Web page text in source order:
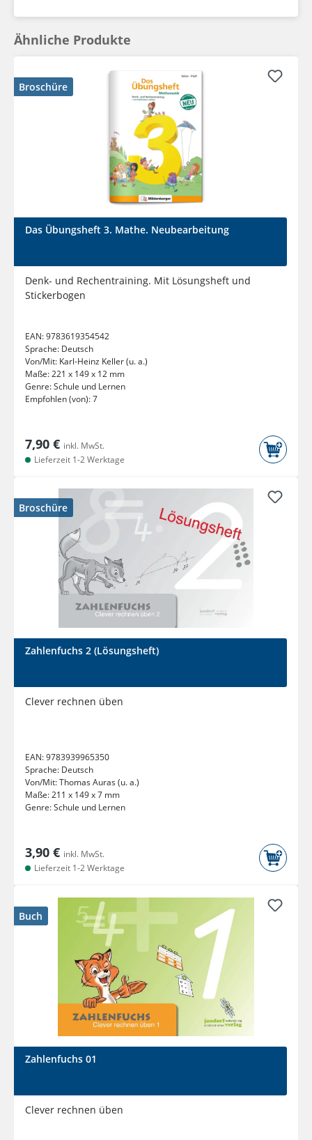
Ähnliche Produkte
Broschüre
Das Übungsheft 3. Mathe. Neubearbeitung
Denk- und Rechentraining. Mit Lösungsheft und
Stickerbogen
EAN:9783619354542
Sprache: Deutsch
Von/Mit: Karl-Heinz Keller (u. a.)
Maße:221 x 149 x 12 mm
Genre:Schule und Lernen
Empfohlen (von):7
7,90 € inkl. MwSt.
Lieferzeit 1-2 Werktage
Broschüre
Zahlenfuchs 2 (Lösungsheft)
Clever rechnen üben
EAN:9783939965350
Sprache: Deutsch
Von/Mit:Thomas Auras (u. a.)
Maße:211 x 149 x 7 mm
Genre:Schule und Lernen
3,90 € inkl. MwSt.
Lieferzeit 1-2 Werktage
Buch
Zahlenfuchs 01
Clever rechnen üben